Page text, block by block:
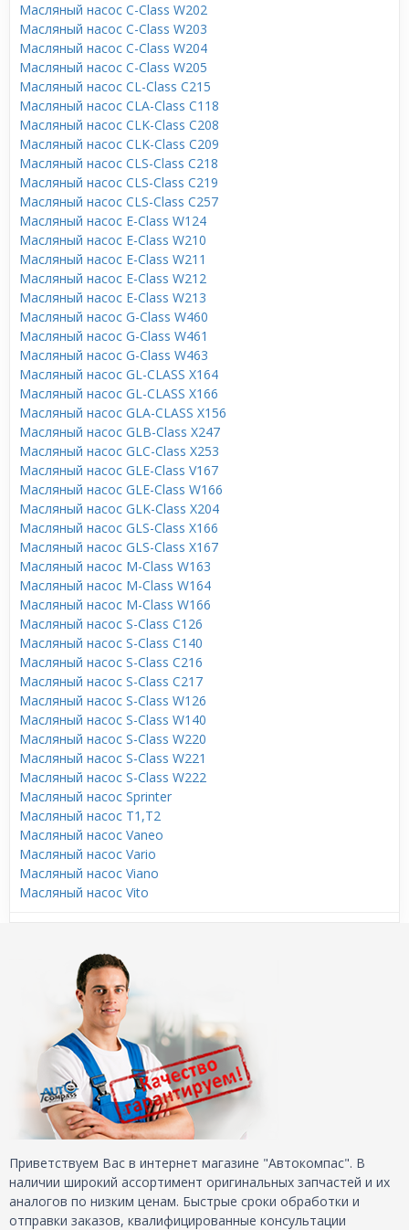
Масляный насос C-Class W202
Масляный насос C-Class W203
Масляный насос C-Class W204
Масляный насос C-Class W205
Масляный насос CL-Class C215
Масляный насос CLA-Class C118
Масляный насос CLK-Class C208
Масляный насос CLK-Class C209
Масляный насос CLS-Class C218
Масляный насос CLS-Class C219
Масляный насос CLS-Class C257
Масляный насос E-Class W124
Масляный насос E-Class W210
Масляный насос E-Class W211
Масляный насос E-Class W212
Масляный насос E-Class W213
Масляный насос G-Class W460
Масляный насос G-Class W461
Масляный насос G-Class W463
Масляный насос GL-CLASS X164
Масляный насос GL-CLASS X166
Масляный насос GLA-CLASS X156
Масляный насос GLB-Class X247
Масляный насос GLC-Class X253
Масляный насос GLE-Class V167
Масляный насос GLE-Class W166
Масляный насос GLK-Class X204
Масляный насос GLS-Class X166
Масляный насос GLS-Class X167
Масляный насос M-Class W163
Масляный насос M-Class W164
Масляный насос M-Class W166
Масляный насос S-Class C126
Масляный насос S-Class C140
Масляный насос S-Class C216
Масляный насос S-Class C217
Масляный насос S-Class W126
Масляный насос S-Class W140
Масляный насос S-Class W220
Масляный насос S-Class W221
Масляный насос S-Class W222
Масляный насос Sprinter
Масляный насос T1,T2
Масляный насос Vaneo
Масляный насос Vario
Масляный насос Viano
Масляный насос Vito
Приветствуем Вас в интернет магазине "Автокомпас". В
наличии широкий ассортимент оригинальных запчастей и их
аналогов по низким ценам. Быстрые сроки обработки и
отправки заказов, квалифицированные консультации